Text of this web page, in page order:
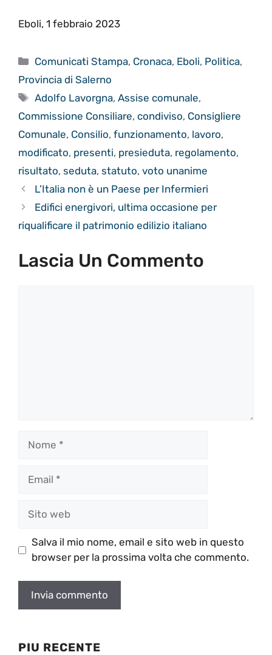
Eboli, 1 febbraio 2023
Categorie
Comunicati Stampa, Cronaca, Eboli, Politica,
Provincia di Salerno
Tag
Adolfo Lavorgna,Assise comunale,
Commissione Consiliare, condiviso, Consigliere
Comunale, Consilio, funzionamento, lavoro,
modificato, presenti, presieduta, regolamento,
risultato, seduta, statuto, voto unanime
L’Italia non è un Paese per Infermieri
Edifici energivori, ultima occasione per
riqualificare il patrimonio edilizio italiano
Lascia Un Commento
Salva il mio nome, email e sito web in questo
browser per la prossima volta che commento.
PIU RECENTE